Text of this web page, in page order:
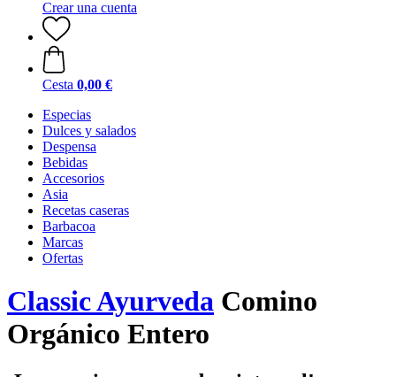
Crear una cuenta
Cesta 0,00 €
Especias
Dulces y salados
Despensa
Bebidas
Accesorios
Asia
Recetas caseras
Barbacoa
Marcas
Ofertas
Classic Ayurveda Comino
Orgánico Entero